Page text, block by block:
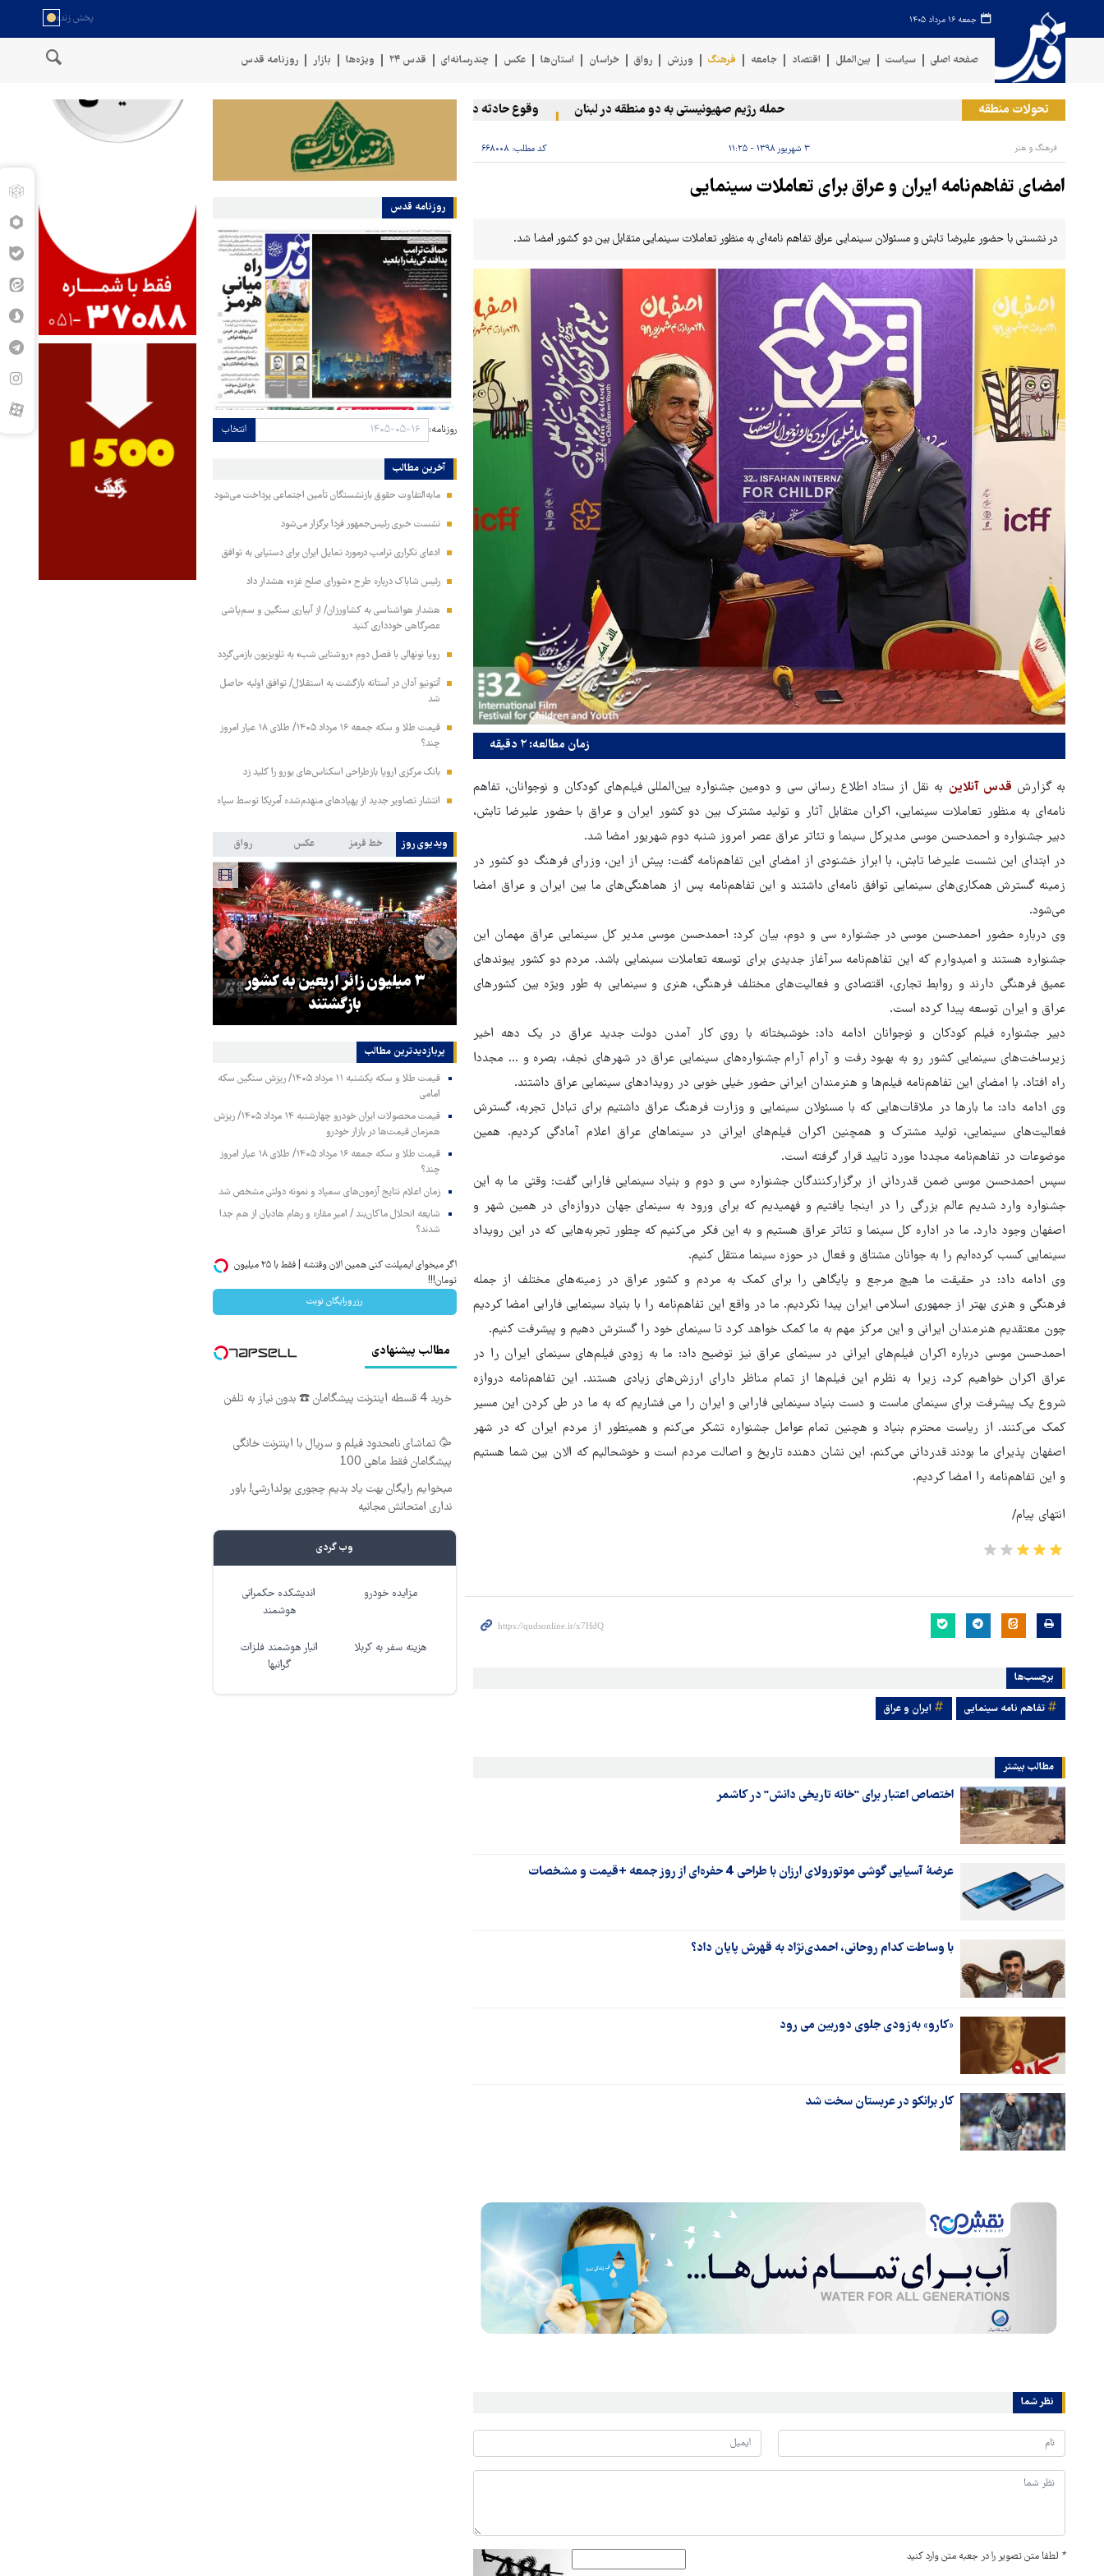
جمعه ۱۶ مرداد ۱۴۰۵
صفحه اصلی سیاست بین‌الملل اقتصاد جامعه فرهنگ ورزش رواق خراسان استان‌ها عکس چندرسانه‌ای قدس ۲۴ ویژه‌ها بازار روزنامه قدس
تحولات منطقه حمله رژیم صهیونیستی به دو منطقه در لبنان وقوع حادثه دریایی در سواحل عمان سخنگوی نیروهای مسلح یمن: کشتی نفتی عربستان را با موشک بالستیک
فرهنگ و هنر ۳ شهریور ۱۳۹۸ - ۱۱:۲۵ کد مطلب: ۶۶۸۰۰۸
امضای تفاهم‌نامه ایران و عراق برای تعاملات سینمایی
در نشستی با حضور علیرضا تابش و مسئولان سینمایی عراق تفاهم نامه‌ای به منظور تعاملات سینمایی متقابل بین دو کشور امضا شد.
زمان مطالعه: ۲ دقیقه
به گزارش قدس آنلاین به نقل از ستاد اطلاع رسانی سی و دومین جشنواره بین‌المللی فیلم‌های کودکان و نوجوانان، تفاهم
نامه‌ای به منظور تعاملات سینمایی، اکران متقابل آثار و تولید مشترک بین دو کشور ایران و عراق با حضور علیرضا تابش،
دبیر جشنواره و احمدحسن موسی مدیرکل سینما و تئاتر عراق عصر امروز شنبه دوم شهریور امضا شد.
در ابتدای این نشست علیرضا تابش، با ابراز خشنودی از امضای این تفاهم‌نامه گفت: پیش از این، وزرای فرهنگ دو کشور در
زمینه گسترش همکاری‌های سینمایی توافق نامه‌ای داشتند و این تفاهم‌نامه پس از هماهنگی‌های ما بین ایران و عراق امضا
می‌شود.
وی درباره حضور احمدحسن موسی در جشنواره سی و دوم، بیان کرد: احمدحسن موسی مدیر کل سینمایی عراق مهمان این
جشنواره هستند و امیدوارم که این تفاهم‌نامه سرآغاز جدیدی برای توسعه تعاملات سینمایی باشد. مردم دو کشور پیوندهای
عمیق فرهنگی دارند و روابط تجاری، اقتصادی و فعالیت‌های مختلف فرهنگی، هنری و سینمایی به طور ویژه بین کشورهای
عراق و ایران توسعه پیدا کرده است.
دبیر جشنواره فیلم کودکان و نوجوانان ادامه داد: خوشبختانه با روی کار آمدن دولت جدید عراق در یک دهه اخیر
زیرساخت‌های سینمایی کشور رو به بهبود رفت و آرام آرام جشنواره‌های سینمایی عراق در شهرهای نجف، بصره و … مجددا
راه افتاد. با امضای این تفاهم‌نامه فیلم‌ها و هنرمندان ایرانی حضور خیلی خوبی در رویدادهای سینمایی عراق داشتند.
وی ادامه داد: ما بارها در ملاقات‌هایی که با مسئولان سینمایی و وزارت فرهنگ عراق داشتیم برای تبادل تجربه، گسترش
فعالیت‌های سینمایی، تولید مشترک و همچنین اکران فیلم‌های ایرانی در سینماهای عراق اعلام آمادگی کردیم. همین
موضوعات در تفاهم‌نامه مجددا مورد تایید قرار گرفته است.
سپس احمدحسن موسی ضمن قدردانی از برگزارکنندگان جشنواره سی و دوم و بنیاد سینمایی فارابی گفت: وقتی ما به این
جشنواره وارد شدیم عالم بزرگی را در اینجا یافتیم و فهمیدیم که برای ورود به سینمای جهان دروازه‌ای در همین شهر و
اصفهان وجود دارد. ما در اداره کل سینما و تئاتر عراق هستیم و به این فکر می‌کنیم که چطور تجربه‌هایی که در این رویداد
سینمایی کسب کرده‌ایم را به جوانان مشتاق و فعال در حوزه سینما منتقل کنیم.
وی ادامه داد: در حقیقت ما هیچ مرجع و پایگاهی را برای کمک به مردم و کشور عراق در زمینه‌های مختلف از جمله
فرهنگی و هنری بهتر از جمهوری اسلامی ایران پیدا نکردیم. ما در واقع این تفاهم‌نامه را با بنیاد سینمایی فارابی امضا کردیم
چون معتقدیم هنرمندان ایرانی و این مرکز مهم به ما کمک خواهد کرد تا سینمای خود را گسترش دهیم و پیشرفت کنیم.
احمدحسن موسی درباره اکران فیلم‌های ایرانی در سینمای عراق نیز توضیح داد: ما به زودی فیلم‌های سینمای ایران را در
عراق اکران خواهیم کرد، زیرا به نظرم این فیلم‌ها از تمام مناظر دارای ارزش‌های زیادی هستند. این تفاهم‌نامه دروازه
شروع یک پیشرفت برای سینمای ماست و دست بنیاد سینمایی فارابی و ایران را می فشاریم که به ما در طی کردن این مسیر
کمک می‌کنند. از ریاست محترم بنیاد و هچنین تمام عوامل جشنواره تشکر می‌کنم و همینطور از مردم ایران که در شهر
اصفهان پذیرای ما بودند قدردانی می‌کنم، این نشان دهنده تاریخ و اصالت مردم است و خوشحالیم که الان بین شما هستیم
و این تفاهم‌نامه را امضا کردیم.
انتهای پیام/
برچسب‌ها
تفاهم نامه سینمایی ایران و عراق
مطالب بیشتر
اختصاص اعتبار برای "خانه تاریخی دانش" در کاشمر
عرضۀ آسیایی گوشی موتورولای ارزان با طراحی 4 حفره‌ای از روز جمعه +قیمت و مشخصات
با وساطت کدام روحانی، احمدی‌نژاد به قهرش پایان داد؟
«کارو» به‌زودی جلوی دوربین می رود
کار برانکو در عربستان سخت شد
نظر شما
* لطفا متن تصویر را در جعبه متن وارد کنید
روزنامه قدس
روزنامه: انتخاب
آخرین مطالب
مابه‌التفاوت حقوق بازنشستگان تأمین اجتماعی پرداخت می‌شود
نشست خبری رئیس‌جمهور فردا برگزار می‌شود
ادعای تکراری ترامپ درمورد تمایل ایران برای دستیابی به توافق
رئیس شاباک درباره طرح «شورای صلح غزه» هشدار داد
هشدار هواشناسی به کشاورزان/ از آبیاری سنگین و سم‌پاشی
عصرگاهی خودداری کنید
رویا نونهالی با فصل دوم «روشنایی شب» به تلویزیون بازمی‌گردد
آنتونیو آدان در آستانه بازگشت به استقلال/ توافق اولیه حاصل
شد
قیمت طلا و سکه جمعه ۱۶ مرداد ۱۴۰۵/ طلای ۱۸ عیار امروز
چند؟
بانک مرکزی اروپا بازطراحی اسکناس‌های یورو را کلید زد
انتشار تصاویر جدید از پهپادهای منهدم‌شده آمریکا توسط سپاه
ویدیوی روز خط قرمز عکس رواق
هماهنگی محور مقاومت، آمریکا را
در منطقه درمانده کرد
ترامپ نماد فساد، اقتدارگرایی و
۳ میلیون زائر اربعین به کشور
بازگشتند
پربازدیدترین‌ مطالب
قیمت طلا و سکه یکشنبه ۱۱ مرداد ۱۴۰۵/ ریزش سنگین سکه
امامی
قیمت محصولات ایران خودرو چهارشنبه ۱۴ مرداد ۱۴۰۵/ ریزش
همزمان قیمت‌ها در بازار خودرو
قیمت طلا و سکه جمعه ۱۶ مرداد ۱۴۰۵/ طلای ۱۸ عیار امروز
چند؟
زمان اعلام نتایج آزمون‌های سمپاد و نمونه دولتی مشخص شد
شایعه انحلال ماکان‌بند / امیر مقاره و رهام هادیان از هم جدا
شدند؟
اگر میخوای ایمپلنت کنی همین الان وقتشه | فقط با ۲۵ میلیون
تومان!!!
رزرورایگان نوبت
مطالب پیشنهادی
خرید 4 قسطه اینترنت پیشگامان ☎️ بدون نیاز به تلفن
🥳 تماشای نامحدود فیلم و سریال با اینترنت خانگی
پیشگامان فقط ماهی 100
میخوایم رایگان بهت یاد بدیم چجوری پولدارشی! باور
نداری امتحانش مجانیه
وب گردی
مزایده خودرو
اندیشکده حکمرانی
هوشمند
هزینه سفر به کربلا
انبار هوشمند فلزات
گرانبها